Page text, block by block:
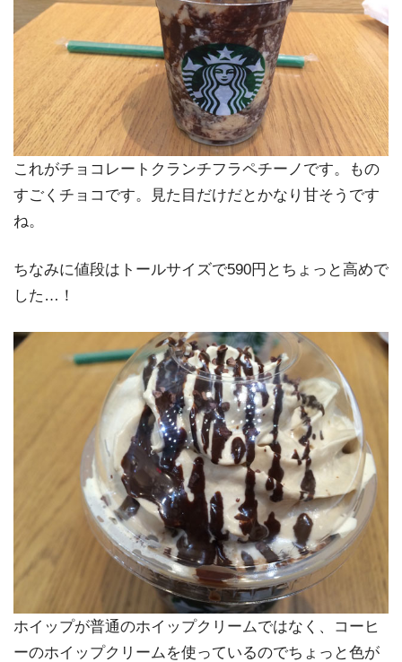
これがチョコレートクランチフラペチーノです。もの
すごくチョコです。見た目だけだとかなり甘そうです
ね。
ちなみに値段は トールサイズで590円 とちょっと高めで
した…！
ホイップが普通のホイップクリームではなく、コーヒ
ーのホイップクリームを使っているのでちょっと色が